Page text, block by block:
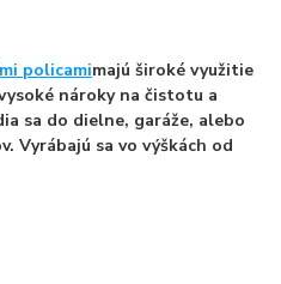
policamimajú široké využitie
nároky na čistotu a
sa do dielne, garáže, alebo
Vyrábajú sa vo výškách od